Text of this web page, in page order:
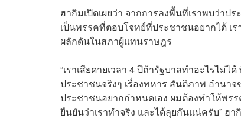
ฮากิมเปิดเผยว่า จากการลงพื้นที่เราพบว่า
เป็นพรรคที่ตอบโจทย์ที่ประชาชนอยากได้ เ
ผลักดันในสภาผู้แทนราษฎร
“เราเสียดายเวลา 4 ปีถ้ารัฐบาลทำอะไรไม่
ประชาชนจริงๆ เรื่องทหาร สันติภาพ อำนา
ประชาชนอยากกำหนดเอง ผมต้องทำให้พร
ยืนยันว่าเราทำจริง และได้ลุยกันแน่ครับ” ฮา